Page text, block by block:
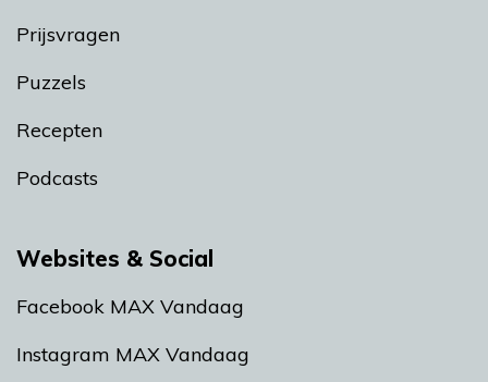
Prijsvragen
Puzzels
Recepten
Podcasts
Websites & Social
Facebook MAX Vandaag
Instagram MAX Vandaag